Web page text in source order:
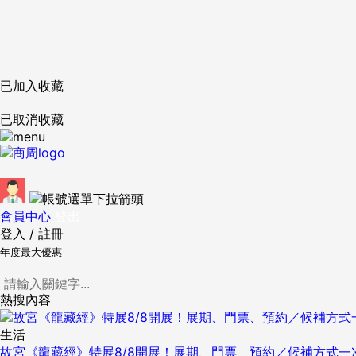
已加入收藏
已取消收藏
會員中心
登入 / 註冊
年度最大優惠
熱搜內容
生活
故宮《龍藏經》特展8/8開展！展期、門票、預約／候補方式一